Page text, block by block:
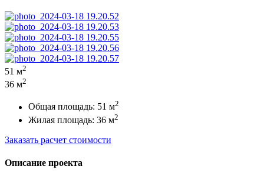
51 м2
36 м2
Общая площадь: 51 м2
Жилая площадь: 36 м2
Заказать расчет стоимости
Описание проекта